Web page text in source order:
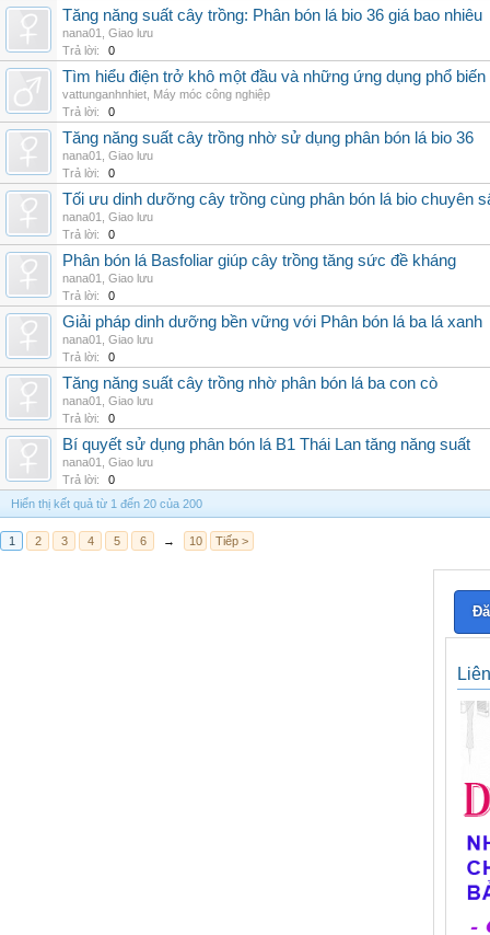
Tăng năng suất cây trồng: Phân bón lá bio 36 giá bao nhiêu
nana01
Giao lưu
Trả lời:
0
Tìm hiểu điện trở khô một đầu và những ứng dụng phổ
vattunganhnhiet Máy móc công nghiệp
Trả lời:
0
Tăng năng suất cây trồng nhờ sử dụng phân bón lá bio 36
nana01
Giao lưu
Trả lời:
0
Tối ưu dinh dưỡng cây trồng cùng phân bón lá bio chuyên
nana01
Giao lưu
Trả lời:
0
Phân bón lá Basfoliar giúp cây trồng tăng sức đề kháng
nana01
Giao lưu
Trả lời:
0
Giải pháp dinh dưỡng bền vững với Phân bón lá ba lá xanh
nana01
Giao lưu
Trả lời:
0
Tăng năng suất cây trồng nhờ phân bón lá ba con cò
nana01
Giao lưu
Trả lời:
0
Bí quyết sử dụng phân bón lá B1 Thái Lan tăng năng suất
nana01
Giao lưu
Trả lời:
0
Hiển thị kết quả từ 1 đến 20 của 200
1 2 3 4 5 6 → 10 Tiếp >